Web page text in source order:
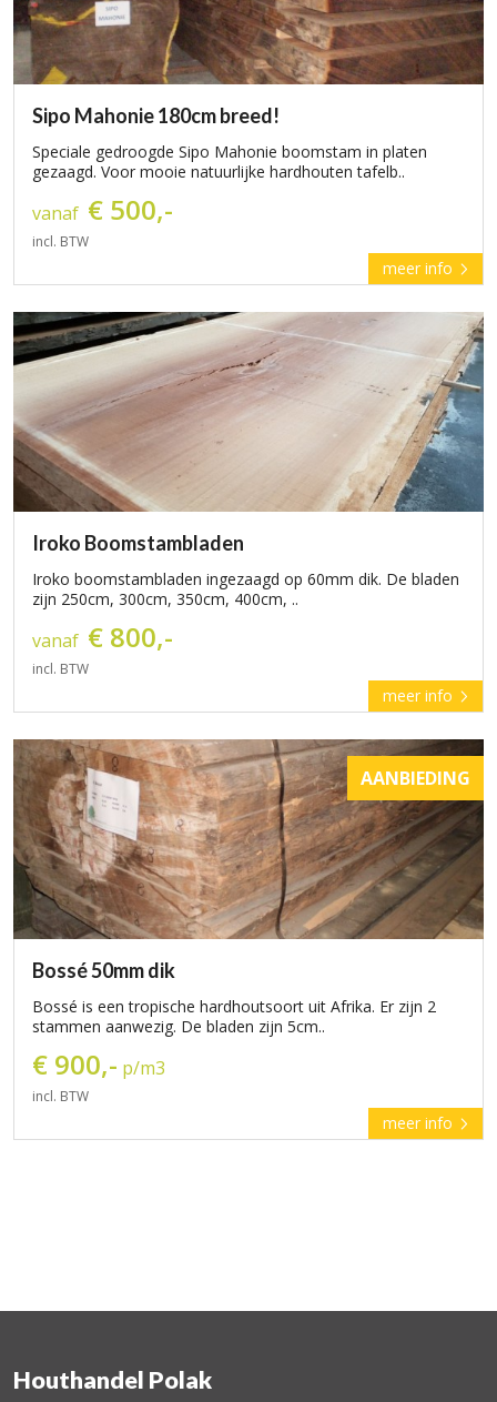
Sipo Mahonie 180cm breed!
Speciale gedroogde Sipo Mahonie boomstam in platen
gezaagd. Voor mooie natuurlijke hardhouten tafelb..
vanaf € 500,-
incl. BTW
meer info
Iroko Boomstambladen
Iroko boomstambladen ingezaagd op 60mm dik. De bladen
zijn 250cm, 300cm, 350cm, 400cm, ..
vanaf € 800,-
incl. BTW
meer info
AANBIEDING
Bossé 50mm dik
Bossé is een tropische hardhoutsoort uit Afrika. Er zijn 2
stammen aanwezig. De bladen zijn 5cm..
€ 900,- p/m3
incl. BTW
meer info
Houthandel Polak